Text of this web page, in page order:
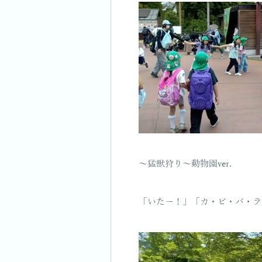
〜猛獣狩り〜動物園ver.
「いたー！」「カ・ピ・バ・